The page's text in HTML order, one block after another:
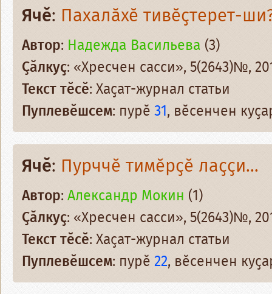
Ячӗ: Пахалӑхӗ тивӗҫтерет-
Автор: Надежда Васильева (3)
Ҫӑлкуҫ: «Хресчен сасси», 5(2643)№,
Текст тӗсӗ: Хаҫат-журнал статьи
Пуплевӗшсем: пурӗ31, вӗсенчен
Ячӗ: Пурччӗ тимӗрҫӗ лаҫҫи...
Автор:Александр Мокин (1)
Ҫӑлкуҫ: «Хресчен сасси», 5(2643)№,
Текст тӗсӗ: Хаҫат-журнал статьи
Пуплевӗшсем: пурӗ22, вӗсенчен